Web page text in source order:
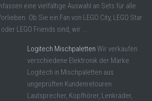
eine vielfältige Auswahl an Sets für alle
Ob Sie ein Fan von LEGO City, LEGO Star
LEGO Friends sind, wir ...
Logitech Mischpaletten Wir verkaufen
verschiedene Elektronik der Marke
Logitech in Mischpaletten aus
ungeprüften Kundenretouren.
Lautsprecher, Kopfhörer, Lenkräder,